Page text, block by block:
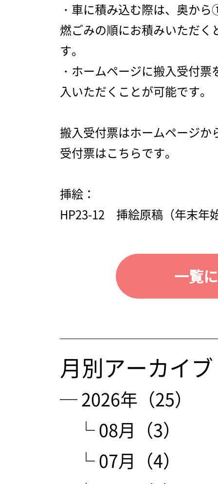
・車に積み込む際は、奥
燃ごみの順にお積みいただ
す。
・ホームページに搬入受付
入いただくことが可能です。
搬入受付票はホームページ
受付票はこちらです。
挿絵：
HP23-12 挿絵原稿（年末年
一覧
月別アーカイブ
─ 2026年（25）
└ 08月（3）
└ 07月（4）